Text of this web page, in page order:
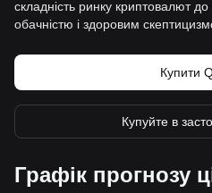
складність ринку криптовалют до
обачністю і здоровим
Купити
Купуйте в
Графік прогнозу